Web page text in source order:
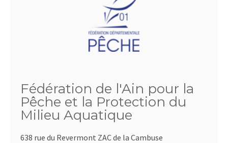
Fédération de l'Ain pour la
Pêche et la Protection du
Milieu Aquatique
638 rue du Revermont ZAC de la Cambuse